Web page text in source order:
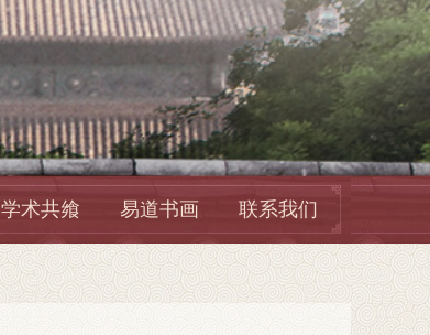
学术共飨 易道书画 联系我们